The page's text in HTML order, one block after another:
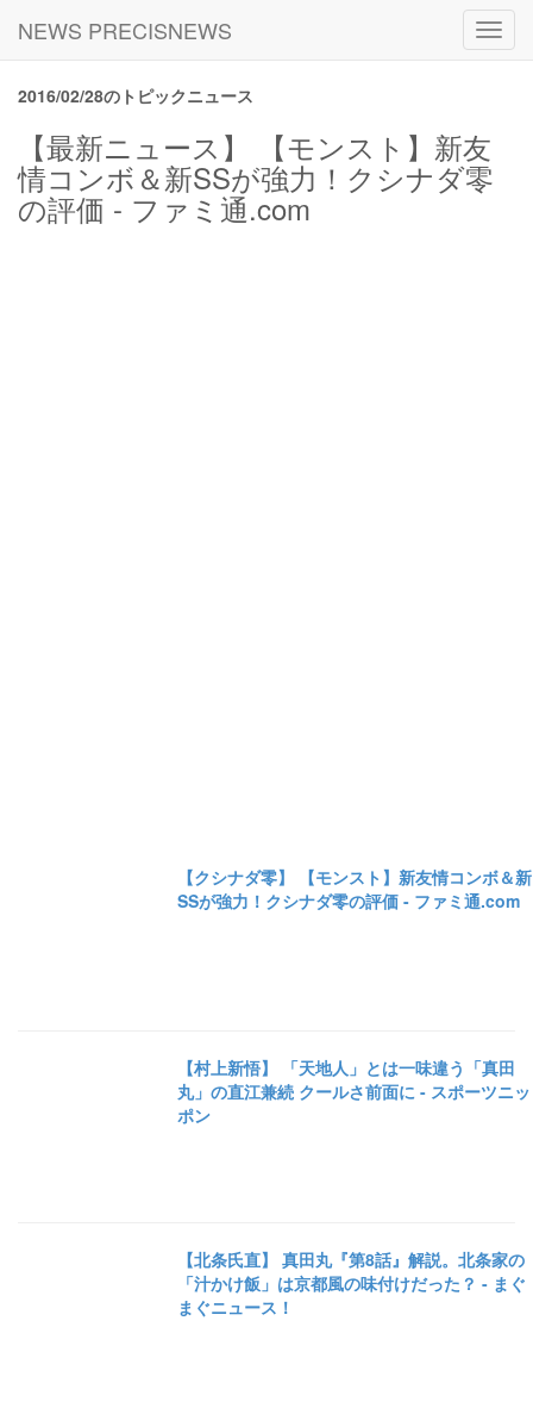
NEWS PRECISNEWS
2016/02/28のトピックニュース
【最新ニュース】 【モンスト】新友
情コンボ＆新SSが強力！クシナダ零
の評価 - ファミ通.com
【クシナダ零】 【モンスト】新友情コンボ＆新
SSが強力！クシナダ零の評価 - ファミ通.com
【村上新悟】 「天地人」とは一味違う「真田
丸」の直江兼続 クールさ前面に - スポーツニッ
ポン
【北条氏直】 真田丸『第8話』解説。北条家の
「汁かけ飯」は京都風の味付けだった？ - まぐ
まぐニュース！